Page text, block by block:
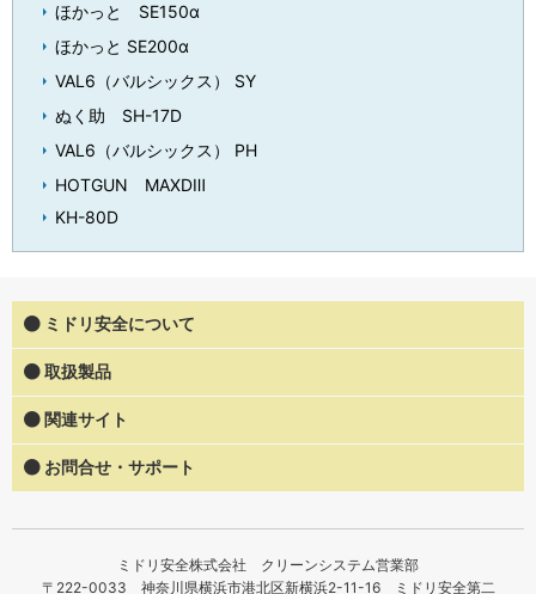
ほかっと SE150α
ほかっと SE200α
VAL6（バルシックス） SY
ぬく助 SH-17D
VAL6（バルシックス） PH
HOTGUN MAXDⅢ
KH-80D
ミドリ安全について
取扱製品
関連サイト
お問合せ・サポート
ミドリ安全株式会社 クリーンシステム営業部
〒222-0033 神奈川県横浜市港北区新横浜2-11-16 ミドリ安全第二